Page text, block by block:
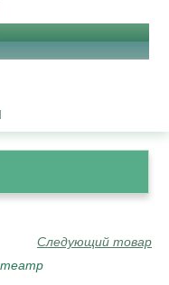
Следующий товар